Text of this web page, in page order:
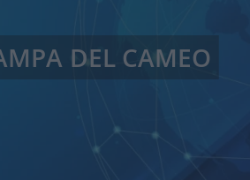
DEL CAMEO